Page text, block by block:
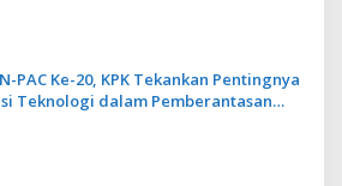
PAC Ke-20, KPK Tekankan Pentingnya
Teknologi dalam Pemberantasan